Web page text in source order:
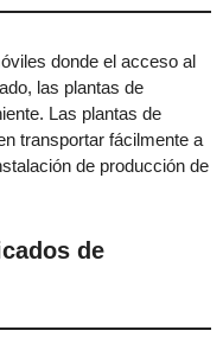
donde el acceso al
las plantas de
Las plantas de
transportar fácilmente a
de producción de
de